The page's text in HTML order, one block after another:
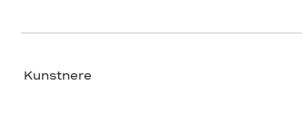
Kunstnere